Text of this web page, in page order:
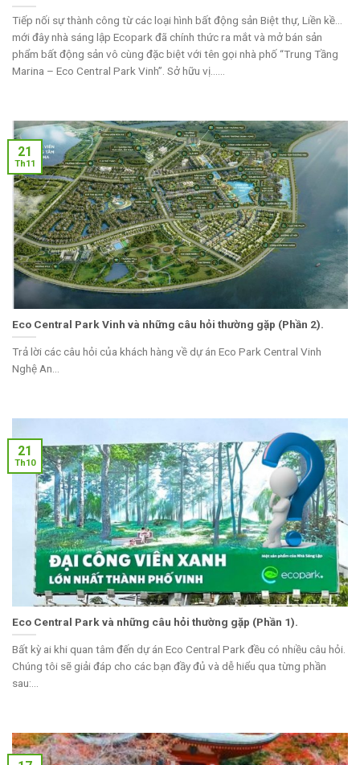
Tiếp nối sự thành công từ các loại hình bất động sản Biệt thự, Liền kề…
mới đây nhà sáng lập Ecopark đã chính thức ra mắt và mở bán sản
phẩm bất động sản vô cùng đặc biệt với tên gọi nhà phố “Trung Tầng
Marina – Eco Central Park Vinh”. Sở hữu vị......
Eco Central Park Vinh và những câu hỏi thường gặp (Phần 2).
Trả lời các câu hỏi của khách hàng về dự án Eco Park Central Vinh
Nghệ An...
21
Th11
Eco Central Park và những câu hỏi thường gặp (Phần 1).
Bất kỳ ai khi quan tâm đến dự án Eco Central Park đều có nhiều câu hỏi.
Chúng tôi sẽ giải đáp cho các bạn đầy đủ và dễ hiểu qua từng phần
sau:...
21
Th10